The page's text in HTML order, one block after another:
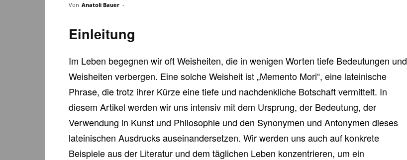
Von Anatoli Bauer -
Einleitung
Im Leben begegnen wir oft Weisheiten, die in wenigen Worten tiefe Bedeutungen und
Weisheiten verbergen. Eine solche Weisheit ist „Memento Mori“, eine lateinische
Phrase, die trotz ihrer Kürze eine tiefe und nachdenkliche Botschaft vermittelt. In
diesem Artikel werden wir uns intensiv mit dem Ursprung, der Bedeutung, der
Verwendung in Kunst und Philosophie und den Synonymen und Antonymen dieses
lateinischen Ausdrucks auseinandersetzen. Wir werden uns auch auf konkrete
Beispiele aus der Literatur und dem täglichen Leben konzentrieren, um ein